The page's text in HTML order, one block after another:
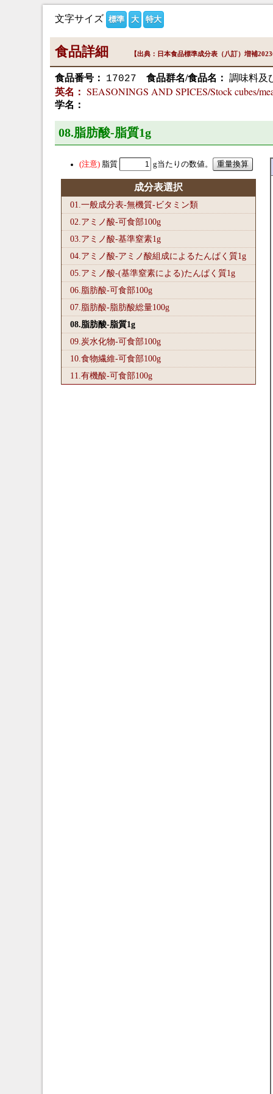
文字サイズ 標準 大 特大
食品詳細 【出典：日本食品標準成分表（八訂）増補
食品番号： 17027 食品群名/食品名： 調味料及
英名： SEASONINGS AND SPICES/Stock cubes/
学名：
08.脂肪酸-脂質1g
脂質 g当たりの数値。
成分表選択
01.一般成分表-無機質-ビタミン類
02.アミノ酸-可食部100g
03.アミノ酸-基準窒素1g
04.アミノ酸-アミノ酸組成によるたんぱく質1g
05.アミノ酸-(基準窒素による)たんぱく質1g
06.脂肪酸-可食部100g
07.脂肪酸-脂肪酸総量100g
08.脂肪酸-脂質1g
09.炭水化物-可食部100g
10.食物繊維-可食部100g
11.有機酸-可食部100g